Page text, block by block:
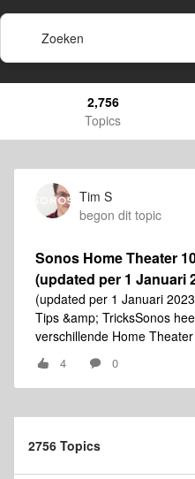
2,756
Topics
Tim S
begon dit topic
Sonos Home Theater
(updated per 1 Januari
(updated per 1 Januari
Tips &amp; TricksSonos
verschillende Home
4 0
2756 Topics